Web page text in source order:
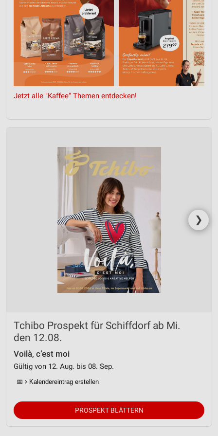
Jetzt alle "Kaffee" Themen entdecken!
❯
Tchibo Prospekt für Schiffdorf ab Mi.
den 12.08.
Voilà, c’est moi
Gültig von 12. Aug. bis 08. Sep.
📅 Kalendereintrag erstellen
PROSPEKT BLÄTTERN
Quellen
Entwicklung und Verbesserung der Angebote
Verwendung reduzierter Daten zur Auswahl von
Inhalten
IAB-Besonderheiten:
Verwendung genauer Standortdaten